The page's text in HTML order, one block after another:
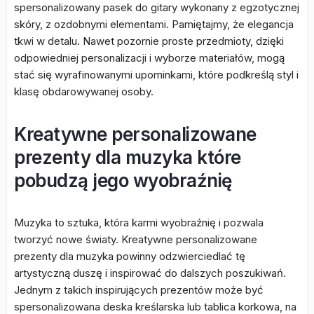
spersonalizowany pasek do gitary wykonany z egzotycznej
skóry, z ozdobnymi elementami. Pamiętajmy, że elegancja
tkwi w detalu. Nawet pozornie proste przedmioty, dzięki
odpowiedniej personalizacji i wyborze materiałów, mogą
stać się wyrafinowanymi upominkami, które podkreślą styl i
klasę obdarowywanej osoby.
Kreatywne personalizowane
prezenty dla muzyka które
pobudzą jego wyobraźnię
Muzyka to sztuka, która karmi wyobraźnię i pozwala
tworzyć nowe światy. Kreatywne personalizowane
prezenty dla muzyka powinny odzwierciedlać tę
artystyczną duszę i inspirować do dalszych poszukiwań.
Jednym z takich inspirujących prezentów może być
spersonalizowana deska kreślarska lub tablica korkowa, na